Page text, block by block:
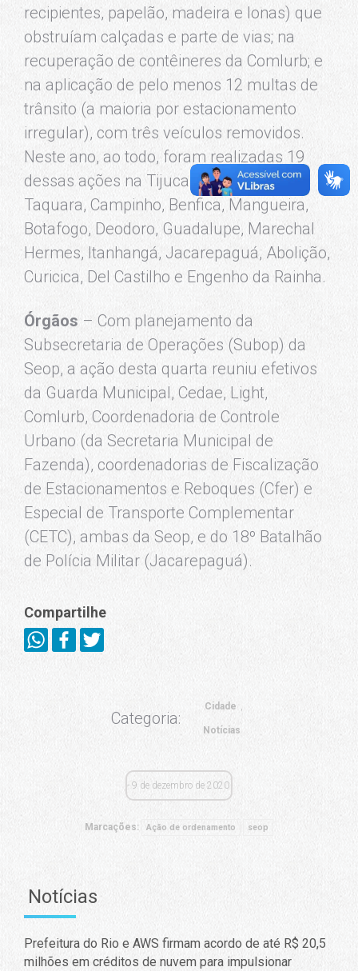
recipientes, papelão, madeira e lonas) que
obstruíam calçadas e parte de vias; na
recuperação de contêineres da Comlurb; e
na aplicação de pelo menos 12 multas de
trânsito (a maioria por estacionamento
irregular), com três veículos removidos.
Neste ano, ao todo, foram realizadas 19
dessas ações na Tijuca, Vila Isabel, Caju,
Taquara, Campinho, Benfica, Mangueira,
Botafogo, Deodoro, Guadalupe, Marechal
Hermes, Itanhangá, Jacarepaguá, Abolição,
Curicica, Del Castilho e Engenho da Rainha.
Órgãos – Com planejamento da
Subsecretaria de Operações (Subop) da
Seop, a ação desta quarta reuniu efetivos
da Guarda Municipal, Cedae, Light,
Comlurb, Coordenadoria de Controle
Urbano (da Secretaria Municipal de
Fazenda), coordenadorias de Fiscalização
de Estacionamentos e Reboques (Cfer) e
Especial de Transporte Complementar
(CETC), ambas da Seop, e do 18º Batalhão
de Polícia Militar (Jacarepaguá).
Compartilhe
Categoria:
Cidade
Notícias
9 de dezembro de 2020
Marcações: Ação de ordenamento seop
Notícias
Prefeitura do Rio e AWS firmam acordo de até R$ 20,5
milhões em créditos de nuvem para impulsionar